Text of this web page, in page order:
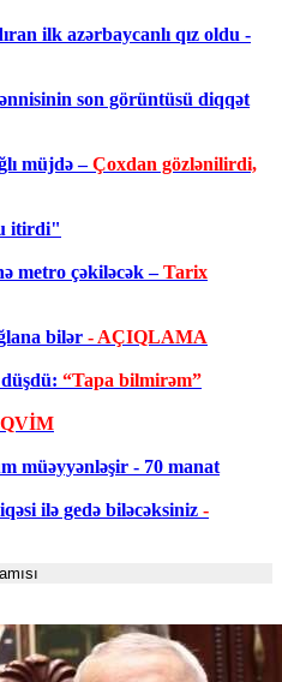
ilk azərbaycanlı qız oldu -
son görüntüsü diqqət
müjdə –Çoxdan gözlənilirdi,
itirdi"
metro çəkiləcək –Tarix
bilər - AÇIQLAMA
“Tapa bilmirəm”
müəyyənləşir - 70 manat
ilə gedə biləcəksiniz -